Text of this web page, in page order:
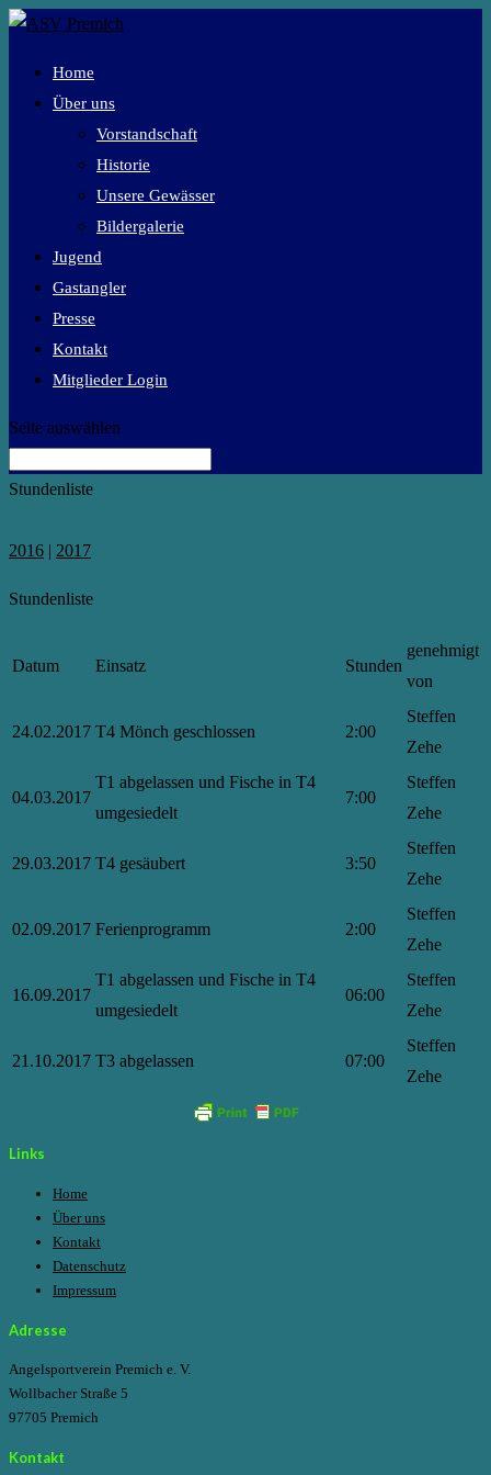
Home
Über uns
Vorstandschaft
Historie
Unsere Gewässer
Bildergalerie
Jugend
Gastangler
Presse
Kontakt
Mitglieder Login
Seite auswählen
Stundenliste
2016 | 2017
Stundenliste
Datum Einsatz Stunden
genehmigt
von
24.02.2017 T4 Mönch geschlossen 2:00
Steffen
Zehe
04.03.2017
T1 abgelassen und Fische in T4
umgesiedelt
7:00
Steffen
Zehe
29.03.2017 T4 gesäubert 3:50
Steffen
Zehe
02.09.2017 Ferienprogramm 2:00
Steffen
Zehe
16.09.2017
T1 abgelassen und Fische in T4
umgesiedelt
06:00
Steffen
Zehe
21.10.2017 T3 abgelassen 07:00
Steffen
Zehe
Links
Home
Über uns
Kontakt
Datenschutz
Impressum
Adresse
Angelsportverein Premich e. V.
Wollbacher Straße 5
97705 Premich
Kontakt